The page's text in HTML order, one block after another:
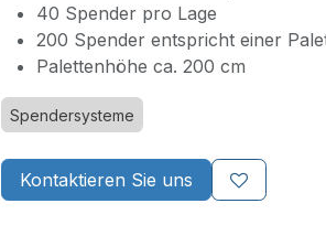
40 Spender pro Lage
200 Spender entspricht einer
Palettenhöhe ca. 200 cm
Spendersysteme
Kontaktieren Sie uns